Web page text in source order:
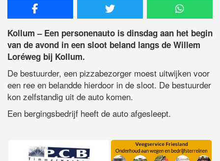
Kollum – Een personenauto is dinsdag aan het begin
van de avond in een sloot beland langs de Willem
Loréweg bij Kollum.
De bestuurder, een pizzabezorger moest uitwijken voor
een ree en belandde hierdoor in de sloot. De bestuurder
kon zelfstandig uit de auto komen.
Een bergingsbedrijf heeft de auto afgesleept.